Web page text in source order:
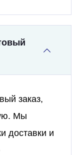
заказ,
Мы
доставки и